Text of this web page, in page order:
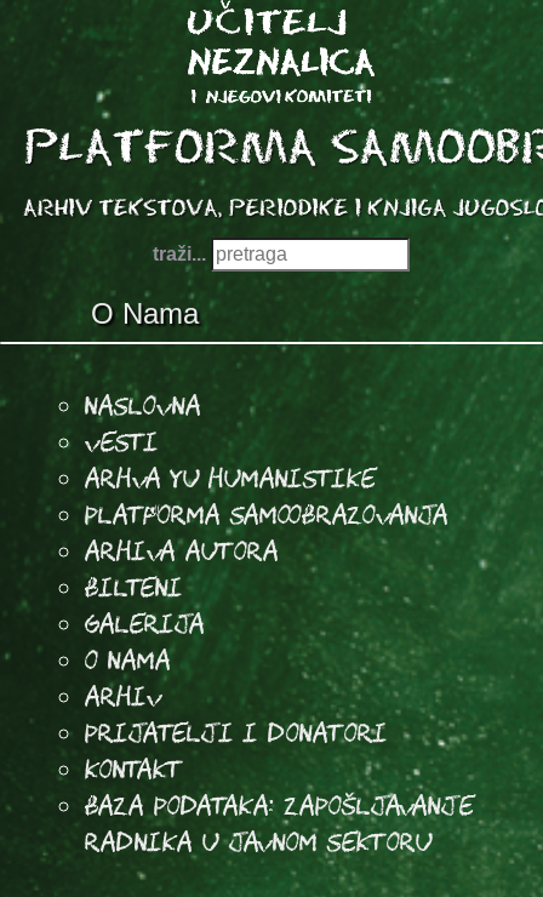
traži...
O Nama
Naslovna
Vesti
Arhva YU Humanistike
Platforma samoobrazovanja
arhiva autora
Bilteni
Galerija
O Nama
Arhiv
Prijatelji i donatori
Kontakt
Baza podataka: Zapošljavanje
radnika u javnom sektoru